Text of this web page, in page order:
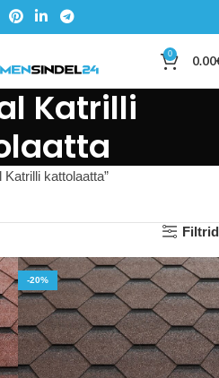
0 0.00
Katrilli
Katrilli kattolaatta”
Filtrid
-20%